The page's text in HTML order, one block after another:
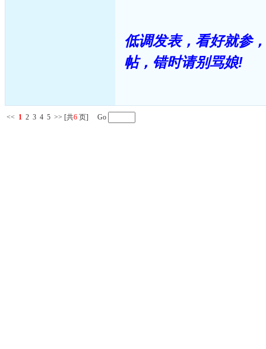
低调发表，看好就参
帖，错时请别骂娘!
<< 1 2 3 4 5 >> [共6 页] Go